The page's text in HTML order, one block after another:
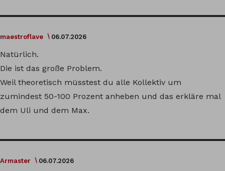
maestroflave 06.07.2026
Natürlich.
Die ist das große Problem.
Weil theoretisch müsstest du alle Kollektiv um
zumindest 50-100 Prozent anheben und das erkläre mal
dem Uli und dem Max.
Armaster 06.07.2026